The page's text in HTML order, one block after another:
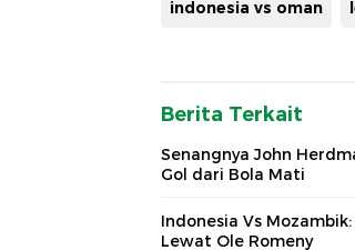
indonesia vs oman
Berita Terkait
Senangnya John
Gol dari Bola Mati
Indonesia Vs
Lewat Ole Romeny